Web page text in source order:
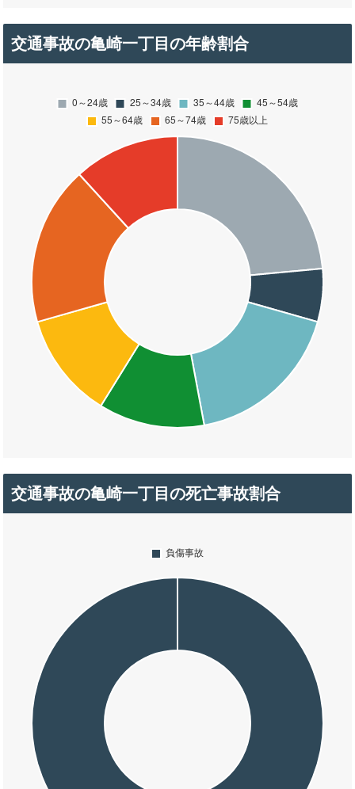
交通事故の亀崎一丁目の年齢割合
交通事故の亀崎一丁目の死亡事故割合